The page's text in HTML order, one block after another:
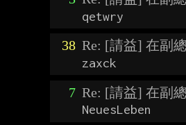
qetwry
38 Re: [請益] 在副
zaxck
7 Re: [請益] 在副
NeuesLeben